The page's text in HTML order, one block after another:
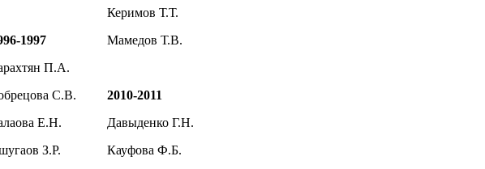
1997
П.А.
С.В.
Е.Н.
З.Р.
Керимов Т.Т.
Мамедов Т.В.
2010-2011
Давыденко Г.Н.
Кауфова Ф.Б.